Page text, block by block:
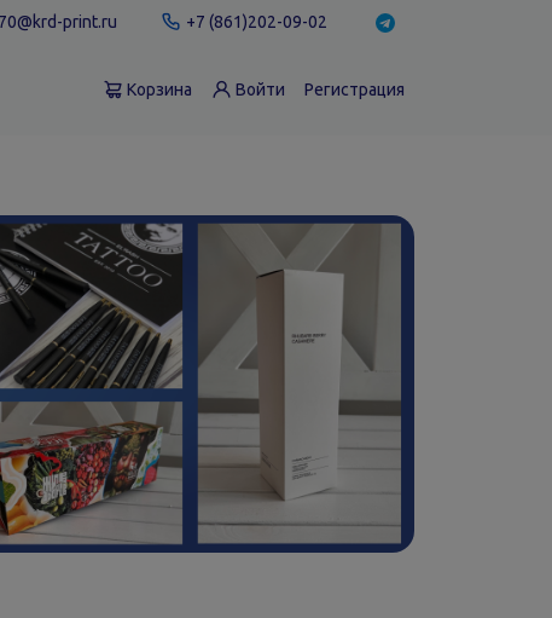
print.ru +7 (861)202-09-02
Корзина Войти Регистрация